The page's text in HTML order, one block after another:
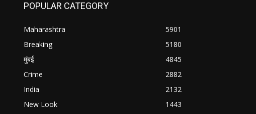
POPULAR CATEGORY
Maharashtra
5901
Breaking
5180
मुंबई
4845
Crime
2882
India
2132
New Look
1443